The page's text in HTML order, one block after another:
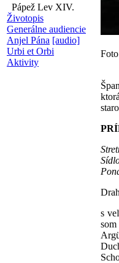
Pápež Lev XIV.
Životopis
Generálne audiencie
Anjel Pána [audio]
Urbi et Orbi
Aktivity
s